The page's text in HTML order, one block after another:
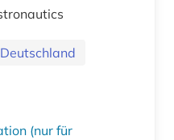
Deutschland
(nur für